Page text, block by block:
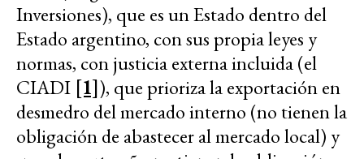
Inversiones), que es un Estado dentro del
Estado argentino, con sus propia leyes y
normas, con justicia externa incluida (el
CIADI [1]), que prioriza la exportación en
desmedro del mercado interno (no tienen la
obligación de abastecer al mercado local) y